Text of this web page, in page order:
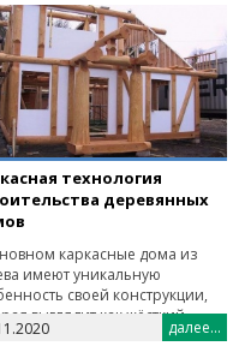
технология
деревянных
каркасные дома из
имеют уникальную
своей конструкции,
выглядит как жёсткий
...
далее...